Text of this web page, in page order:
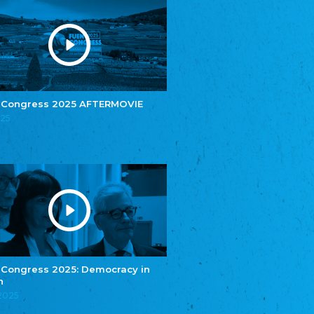
Congress 2025 AFTERMOVIE
Congress 2025: Democracy in
Youth of European Nationalities (YEN)
Youth of European Nationalities (YEN)
Zentralrat der Jenischen in Deutschland
e.V.
Central Council of Yenish in Germany
Zentralrat Deutscher Sinti und Roma
Central Council of German Sinti and Roma
Związek Polaków w Niemczech
Union of Poles in Germany
Bund Deutscher Nordschleswiger (BDN)
Federation of Germans in Northern Schleswig
Grænseforeningen
Danish Border Association
Eestimaa Rahvuste Ühendus
Estonian Union of National Minorities
Eestimaa Valgevenelaste Assotsiatsioon
Estonian Belorusian Association
Estonian German Society